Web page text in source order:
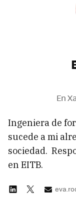
En
Ingeniera de
sucede a mi
sociedad.
en EITB.